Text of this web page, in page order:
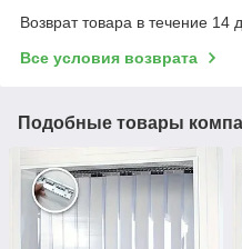
Возврат товара в течение 14
Все условия возврата
Подобные товары